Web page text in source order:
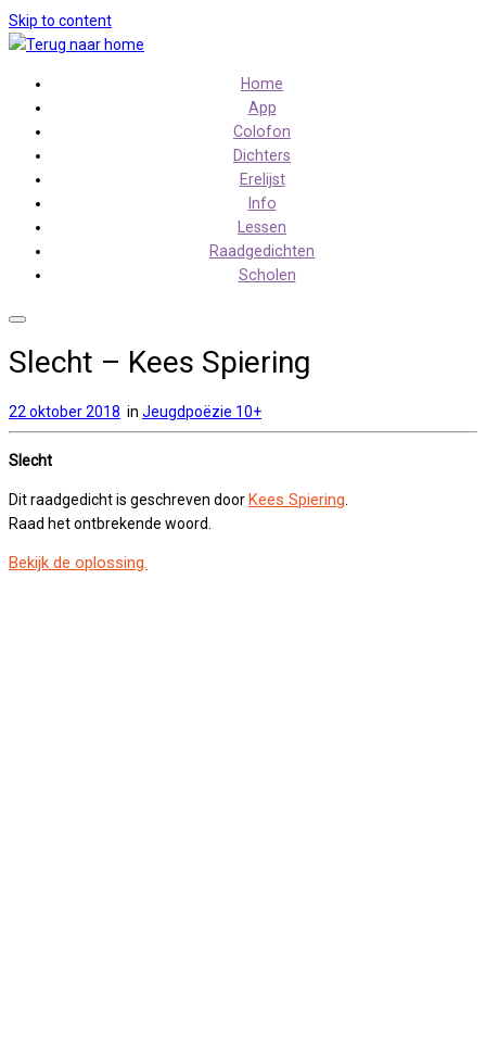
Skip to content
Home
App
Colofon
Dichters
Erelijst
Info
Lessen
Raadgedichten
Scholen
Slecht – Kees Spiering
22 oktober 2018 in Jeugdpoëzie 10+
Slecht
Dit raadgedicht is geschreven door Kees Spiering.
Raad het ontbrekende woord.
Bekijk de oplossing.